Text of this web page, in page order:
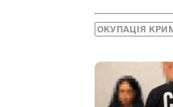
ОКУПАЦІЯ